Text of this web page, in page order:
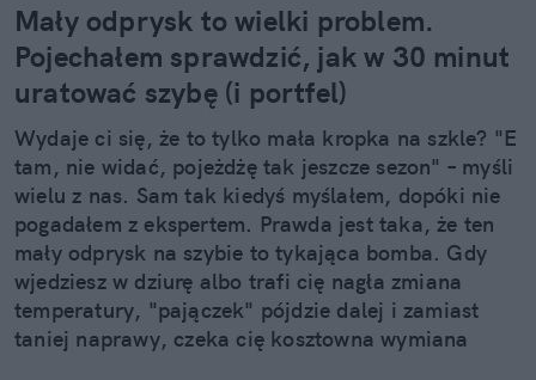
Mały odprysk to wielki problem.
Pojechałem sprawdzić, jak w 30 minut
uratować szybę (i portfel)
Wydaje ci się, że to tylko mała kropka na szkle? "E
tam, nie widać, pojeżdżę tak jeszcze sezon" – myśli
wielu z nas. Sam tak kiedyś myślałem, dopóki nie
pogadałem z ekspertem. Prawda jest taka, że ten
mały odprysk na szybie to tykająca bomba. Gdy
wjedziesz w dziurę albo trafi cię nagła zmiana
temperatury, "pajączek" pójdzie dalej i zamiast
taniej naprawy, czeka cię kosztowna wymiana